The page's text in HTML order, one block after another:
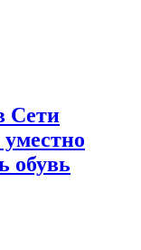
Сети
уместно
обувь